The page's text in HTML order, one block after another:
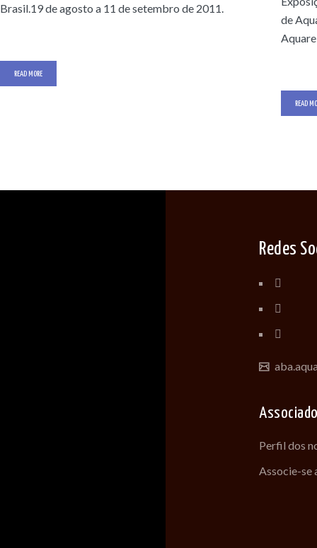
Brasil.19 de agosto a 11 de setembro de 2011.
READ MORE
de
READ
Redes
Perfil dos
Associe-se